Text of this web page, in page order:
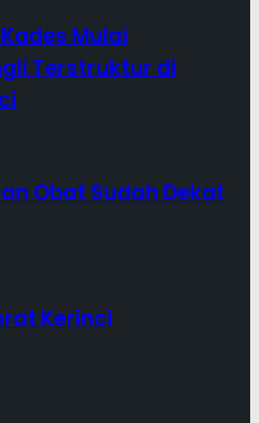
Mulai
Terstruktur di
Obat Sudah Dekat
Kerinci